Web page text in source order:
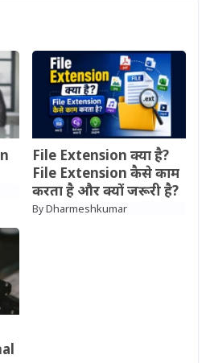
File Extension क्या है?
File Extension कैसे काम
करता है और क्यों जरूरी है?
ByDharmeshkumar